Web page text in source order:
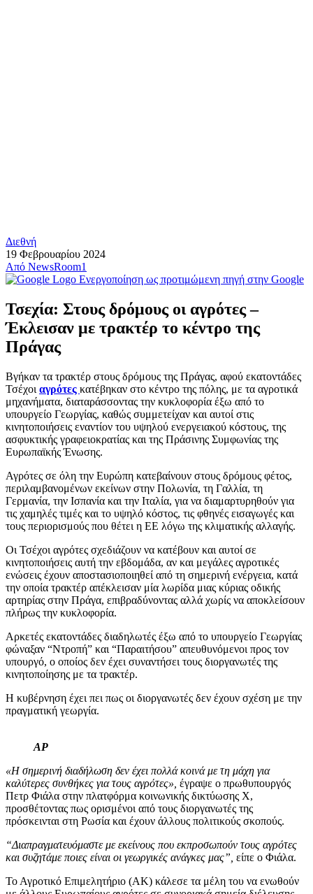
Διεθνή
19 Φεβρουαρίου 2024
Από NewsRoom1
Ενεργοποίηση ως προτιμώμενη πηγή στην Google
Τσεχία: Στους δρόμους οι αγρότες –
Έκλεισαν με τρακτέρ το κέντρο της
Πράγας
Βγήκαν τα τρακτέρ στους δρόμους της Πράγας, αφού εκατοντάδες
Τσέχοι αγρότες κατέβηκαν στο κέντρο της πόλης, με τα αγροτικά
μηχανήματα, διαταράσσοντας την κυκλοφορία έξω από το
υπουργείο Γεωργίας, καθώς συμμετείχαν και αυτοί στις
κινητοποιήσεις εναντίον του υψηλού ενεργειακού κόστους, της
ασφυκτικής γραφειοκρατίας και της Πράσινης Συμφωνίας της
Ευρωπαϊκής Ένωσης.
Αγρότες σε όλη την Ευρώπη κατεβαίνουν στους δρόμους φέτος,
περιλαμβανομένων εκείνων στην Πολωνία, τη Γαλλία, τη
Γερμανία, την Ισπανία και την Ιταλία, για να διαμαρτυρηθούν για
τις χαμηλές τιμές και το υψηλό κόστος, τις φθηνές εισαγωγές και
τους περιορισμούς που θέτει η ΕΕ λόγω της κλιματικής αλλαγής.
Οι Τσέχοι αγρότες σχεδιάζουν να κατέβουν και αυτοί σε
κινητοποιήσεις αυτή την εβδομάδα, αν και μεγάλες αγροτικές
ενώσεις έχουν αποστασιοποιηθεί από τη σημερινή ενέργεια, κατά
την οποία τρακτέρ απέκλεισαν μία λωρίδα μιας κύριας οδικής
αρτηρίας στην Πράγα, επιβραδύνοντας αλλά χωρίς να αποκλείσουν
πλήρως την κυκλοφορία.
Αρκετές εκατοντάδες διαδηλωτές έξω από το υπουργείο Γεωργίας
φώναξαν “Ντροπή” και “Παραιτήσου” απευθυνόμενοι προς τον
υπουργό, ο οποίος δεν έχει συναντήσει τους διοργανωτές της
κινητοποίησης με τα τρακτέρ.
Η κυβέρνηση έχει πει πως οι διοργανωτές δεν έχουν σχέση με την
πραγματική γεωργία.
AP
«Η σημερινή διαδήλωση δεν έχει πολλά κοινά με τη μάχη για
καλύτερες συνθήκες για τους αγρότες», έγραψε ο πρωθυπουργός
Πετρ Φιάλα στην πλατφόρμα κοινωνικής δικτύωσης X,
προσθέτοντας πως ορισμένοι από τους διοργανωτές της
πρόσκεινται στη Ρωσία και έχουν άλλους πολιτικούς σκοπούς.
“Διαπραγματευόμαστε με εκείνους που εκπροσωπούν τους αγρότες
και συζητάμε ποιες είναι οι γεωργικές ανάγκες μας”, είπε ο Φιάλα.
Το Αγροτικό Επιμελητήριο (AK) κάλεσε τα μέλη του να ενωθούν